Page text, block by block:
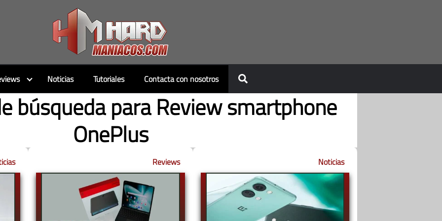
Noticias Tutoriales Contacta con nosotros
búsqueda para Review smartphone
OnePlus
Reviews Noticias